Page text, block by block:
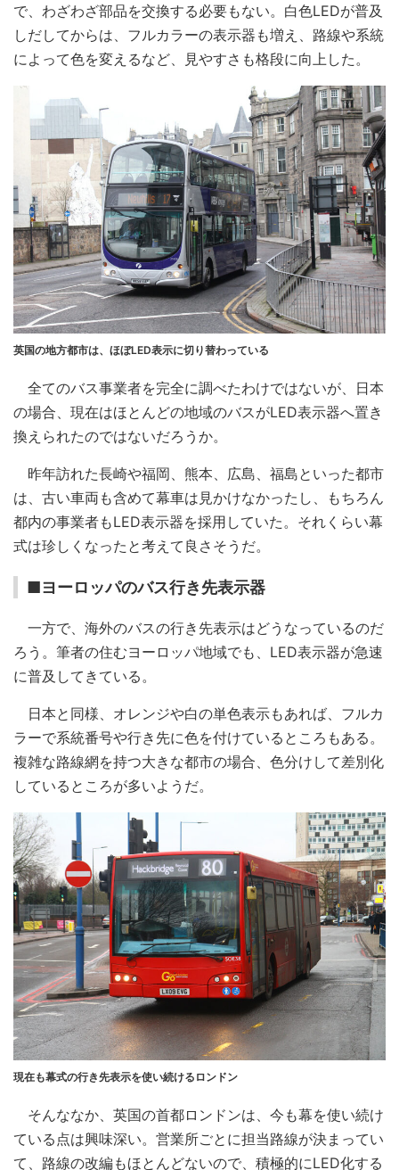
で、わざわざ部品を交換する必要もない。白色LEDが普及
しだしてからは、フルカラーの表示器も増え、路線や系統
によって色を変えるなど、見やすさも格段に向上した。
英国の地方都市は、ほぼLED表示に切り替わっている
全てのバス事業者を完全に調べたわけではないが、日本
の場合、現在はほとんどの地域のバスがLED表示器へ置き
換えられたのではないだろうか。
昨年訪れた長崎や福岡、熊本、広島、福島といった都市
は、古い車両も含めて幕車は見かけなかったし、もちろん
都内の事業者もLED表示器を採用していた。それくらい幕
式は珍しくなったと考えて良さそうだ。
■ヨーロッパのバス行き先表示器
一方で、海外のバスの行き先表示はどうなっているのだ
ろう。筆者の住むヨーロッパ地域でも、LED表示器が急速
に普及してきている。
日本と同様、オレンジや白の単色表示もあれば、フルカ
ラーで系統番号や行き先に色を付けているところもある。
複雑な路線網を持つ大きな都市の場合、色分けして差別化
しているところが多いようだ。
現在も幕式の行き先表示を使い続けるロンドン
そんななか、英国の首都ロンドンは、今も幕を使い続け
ている点は興味深い。営業所ごとに担当路線が決まってい
て、路線の改編もほとんどないので、積極的にLED化する